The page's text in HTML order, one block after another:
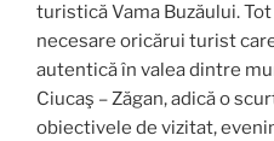
turistică Vama Buzăului.
necesare oricărui turist
autentică în valea dintre
Ciucaş – Zăgan, adică o
obiectivele de vizitat,